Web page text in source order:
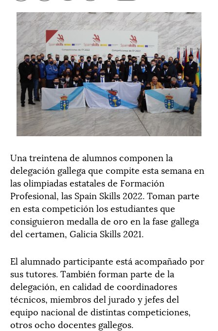
Una treintena de alumnos componen la
delegación gallega que compite esta semana en
las olimpiadas estatales de Formación
Profesional, las Spain Skills 2022. Toman parte
en esta competición los estudiantes que
consiguieron medalla de oro en la fase gallega
del certamen, Galicia Skills 2021.
El alumnado participante está acompañado por
sus tutores. También forman parte de la
delegación, en calidad de coordinadores
técnicos, miembros del jurado y jefes del
equipo nacional de distintas competiciones,
otros ocho docentes gallegos.